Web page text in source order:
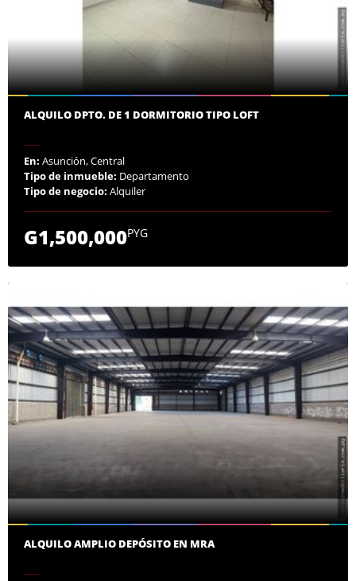
ALQUILO DPTO. DE 1 DORMITORIO TIPO LOFT
En: Asunción, Central
Tipo de inmueble: Departamento
Tipo de negocio: Alquiler
G1,500,000PYG
ALQUILO AMPLIO DEPÓSITO EN MRA